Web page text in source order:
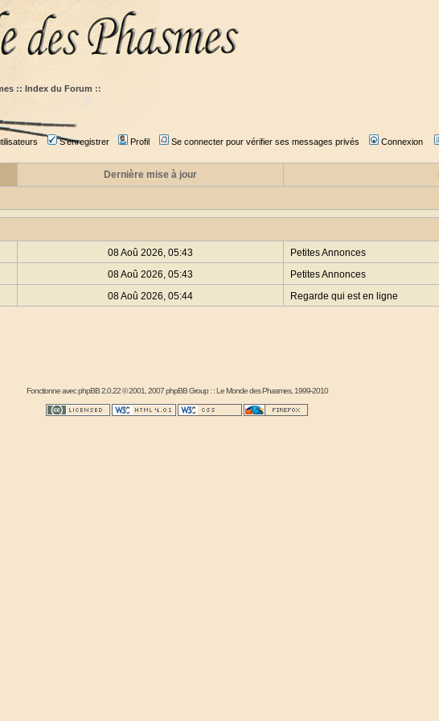
:: Index du Forum ::
S'enregistrer Profil Se connecter pour vérifier ses messages privés Connexion
Dernière mise à jour
08 Aoû 2026, 05:43
Petites Annonces
08 Aoû 2026, 05:43
Petites Annonces
08 Aoû 2026, 05:44 Regarde qui est en ligne
Fonctionne avecphpBB2.0.22 © 2001, 2007 phpBB Group : :Le Monde des Phasmes, 1999-2010